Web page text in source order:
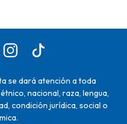
se dará atención a toda
nacional, raza, lengua,
condición jurídica, social o